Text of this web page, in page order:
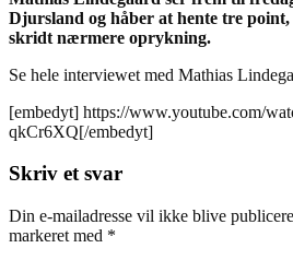
Djursland og håber at hente tre
skridt nærmere oprykning.
Se hele interviewet med Mathias
[embedyt] https://www.youtube.com/
qkCr6XQ[/embedyt]
Skriv et svar
Din e-mailadresse vil ikke blive
markeret med *